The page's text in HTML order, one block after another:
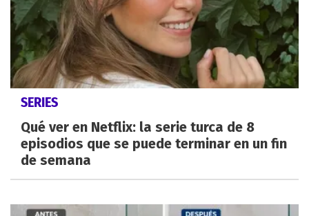
SERIES
Qué ver en Netflix: la serie turca de 8
episodios que se puede terminar en un fin
de semana